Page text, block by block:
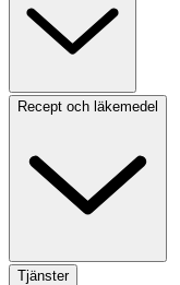
Recept och läkemedel
Tjänster